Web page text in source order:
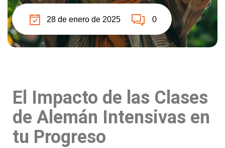
28 de enero de 2025 0
El Impacto de las Clases
de Alemán Intensivas en
tu Progreso